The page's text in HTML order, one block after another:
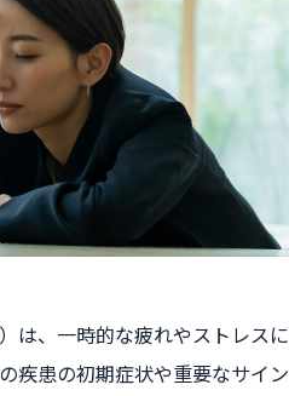
は、一時的な疲れやストレスに
疾患の初期症状や重要なサイン